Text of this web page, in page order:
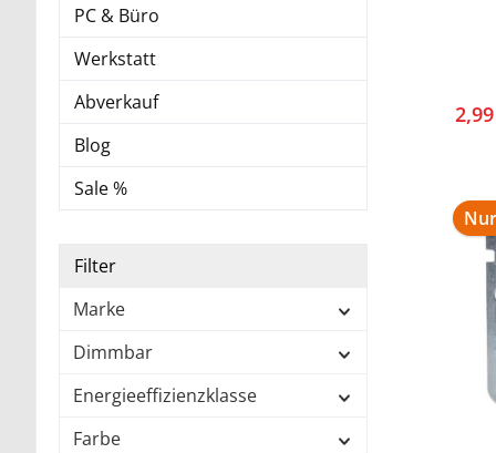
PC & Büro
Werkstatt
Abverkauf
Blog
Sale %
Filter
Marke
Dimmbar
Energieeffizienzklasse
Farbe